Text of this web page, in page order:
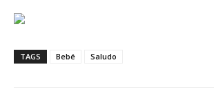
TAGS Bebé Saludo